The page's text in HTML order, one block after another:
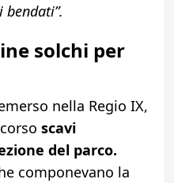
solchi per
nella Regio IX,
scavi
del parco.
componevano la